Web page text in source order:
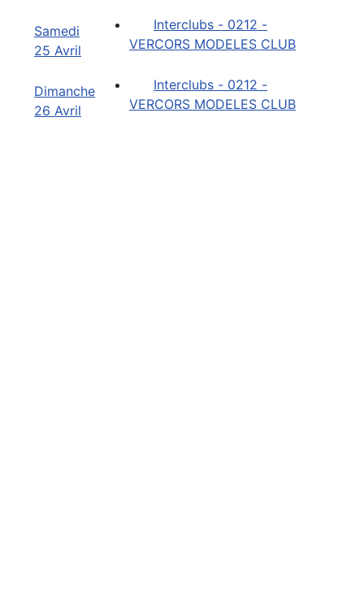
Samedi
25 Avril
Interclubs - 0212 -
VERCORS MODELES CLUB
Dimanche
26 Avril
Interclubs - 0212 -
VERCORS MODELES CLUB